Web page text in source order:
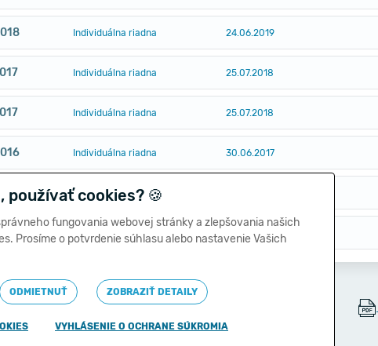
Individuálna riadna 24.06.2019
Individuálna riadna 25.07.2018
Individuálna riadna 25.07.2018
Individuálna riadna 30.06.2017
Individuálna riadna
Individuálna riadna 30.06.2014
používať cookies? 🍪
fungovania webovej stránky a zlepšovania našich
Prosíme o potvrdenie súhlasu alebo nastavenie Vašich
ODMIETNUŤ ZOBRAZIŤ DETAILY
VYHLÁSENIE O OCHRANE SÚKROMIA
Slovenskej republiky